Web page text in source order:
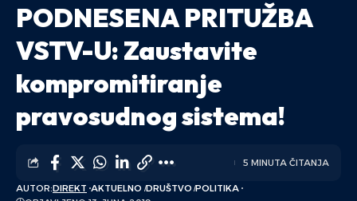
PODNESENA PRITUŽBA
VSTV-U: Zaustavite
kompromitiranje
pravosudnog sistema!
AUTOR:DIREKT AKTUELNO DRUŠTVO POLITIKA
5 MINUTA ČITANJA